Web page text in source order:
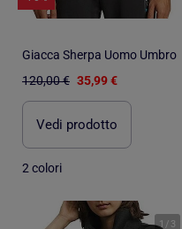
Giacca Sherpa Uomo Umbro
120,00 € 35,99 €
Vedi prodotto
2 colori
1 / 3